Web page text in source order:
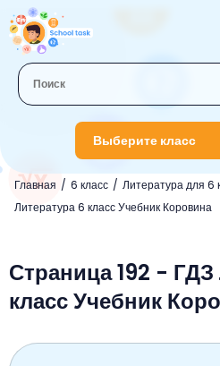
Выберите класс
Главная 6 класс
Литература для 6
Литература 6 класс Учебник Коровина
1 класс
Русский
3 класс
4 класс
5 класс
Страница 192 -
класс Учебник